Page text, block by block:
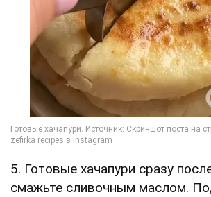
5. Готовые хачапури сразу
смажьте сливочным маслом.